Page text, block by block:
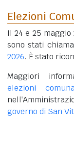
Elezioni
Il 24 e 25
sono stati
2026. È stato
Maggiori
elezioni
governo di San